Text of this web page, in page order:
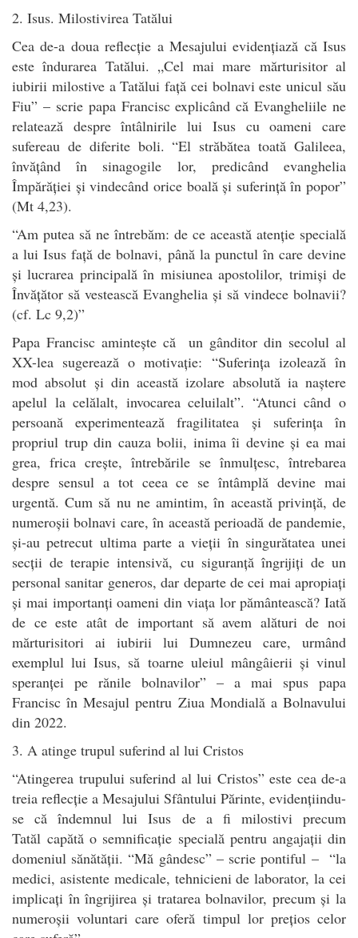
2. Isus. Milostivirea Tatălui
Cea de-a doua reflecție a Mesajului evidențiază că Isus
este îndurarea Tatălui. „Cel mai mare mărturisitor al
iubirii milostive a Tatălui față cei bolnavi este unicul său
Fiu” – scrie papa Francisc explicând că Evangheliile ne
relatează despre întâlnirile lui Isus cu oameni care
sufereau de diferite boli. “El străbătea toată Galileea,
învățând în sinagogile lor, predicând evanghelia
Împărăției și vindecând orice boală și suferință în popor”
(Mt 4,23).
“Am putea să ne întrebăm: de ce această atenție specială
a lui Isus față de bolnavi, până la punctul în care devine
și lucrarea principală în misiunea apostolilor, trimiși de
Învățător să vestească Evanghelia și să vindece bolnavii?
(cf. Lc 9,2)”
Papa Francisc amintește că un gânditor din secolul al
XX-lea sugerează o motivație: “Suferința izolează în
mod absolut și din această izolare absolută ia naștere
apelul la celălalt, invocarea celuilalt”. “Atunci când o
persoană experimentează fragilitatea și suferința în
propriul trup din cauza bolii, inima îi devine și ea mai
grea, frica crește, întrebările se înmulțesc, întrebarea
despre sensul a tot ceea ce se întâmplă devine mai
urgentă. Cum să nu ne amintim, în această privință, de
numeroșii bolnavi care, în această perioadă de pandemie,
și-au petrecut ultima parte a vieții în singurătatea unei
secții de terapie intensivă, cu siguranță îngrijiți de un
personal sanitar generos, dar departe de cei mai apropiați
și mai importanți oameni din viața lor pământească? Iată
de ce este atât de important să avem alături de noi
mărturisitori ai iubirii lui Dumnezeu care, urmând
exemplul lui Isus, să toarne uleiul mângâierii și vinul
speranței pe rănile bolnavilor” – a mai spus papa
Francisc în Mesajul pentru Ziua Mondială a Bolnavului
din 2022.
3. A atinge trupul suferind al lui Cristos
“Atingerea trupului suferind al lui Cristos” este cea de-a
treia reflecție a Mesajului Sfântului Părinte, evidențiindu-
se că îndemnul lui Isus de a fi milostivi precum
Tatăl capătă o semnificație specială pentru angajații din
domeniul sănătății. “Mă gândesc” – scrie pontiful – “la
medici, asistente medicale, tehnicieni de laborator, la cei
implicați în îngrijirea și tratarea bolnavilor, precum și la
numeroșii voluntari care oferă timpul lor prețios celor